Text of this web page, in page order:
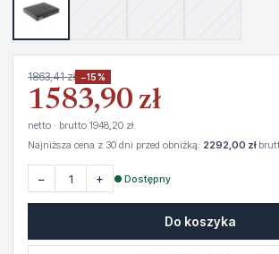
1863,41 zł −15%
1583,90 zł
netto · brutto 1948,20 zł
Najniższa cena z 30 dni przed obniżką: 2292,00 zł
− + ● Dostępny
Do koszyka